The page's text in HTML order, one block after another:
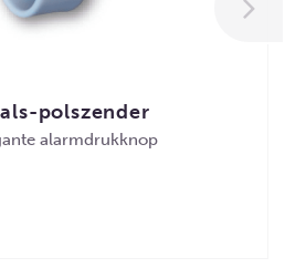
polszender
alarmdrukknop